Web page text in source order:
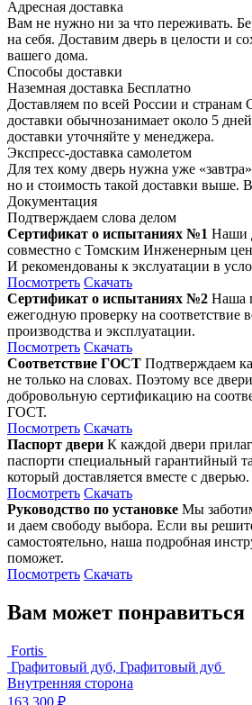
Адресная доставка
Вам не нужно ни за что переживать.
на себя. Доставим дверь в целости и
вашего дома.
Способы доставки
Наземная доставка Бесплатно
Доставляем по всей России и странам
доставки обычнозанимает около 5
доставки уточняйте у менеджера.
Экспресс-доставка самолетом
Для тех кому дверь нужна уже
но и стоимость такой доставки выше.
Документация
Подтверждаем слова делом
Сертификат о испытаниях №1 Наши
совместно с Томским Инженерным
И рекомендованы к экслуатации в
Посмотреть Скачать
Сертификат о испытаниях №2 Наша
ежегодную проверку на соответствие
производства и эксплуатации.
Посмотреть Скачать
Соответствие ГОСТ Подтверждаем
не только на словах. Поэтому все
добровольную сертификацию на
ГОСТ.
Посмотреть Скачать
Паспорт двери К каждой двери
паспорти специальный гарантийный
который доставляется вместе с дверью.
Посмотреть Скачать
Руководство по установке Мы
и даем свободу выбора. Если вы
самостоятельно, наша подробная
поможет.
Посмотреть Скачать
Вам может понравиться
Fortis
Графитовый дуб, Графитовый дуб
Внутренняя сторона
163 300 ₽